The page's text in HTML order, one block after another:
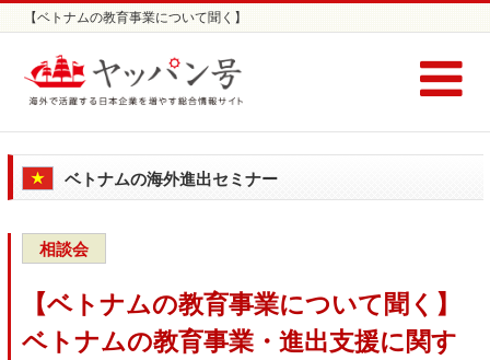
【ベトナムの教育事業について聞く】
ナーならヤッパン号
ベトナムの海外進出セミナー
相談会
【ベトナムの教育事業について聞く】
ベトナムの教育事業・進出支援に関す